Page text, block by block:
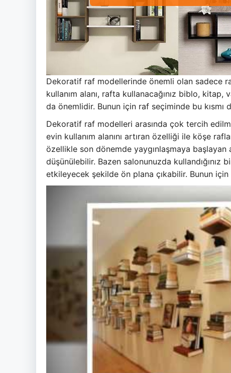
Dekoratif raf modellerinde önemli olan sadece
kullanım alanı, rafta kullanacağınız biblo,
da önemlidir. Bunun için raf seçiminde bu kısmı
Dekoratif raf modelleri arasında çok tercih
evin kullanım alanını artıran özelliği ile köşe
özellikle son dönemde yaygınlaşmaya
düşünülebilir. Bazen salonunuzda
etkileyecek şekilde ön plana çıkabilir. Bunun için